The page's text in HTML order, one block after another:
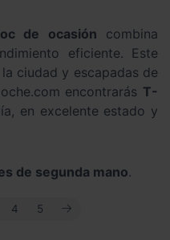
de ocasión combina
eficiente. Este
ciudad y escapadas de
encontrarás T-
en excelente estado y
de segunda mano.
4 5 SIGUIENTE